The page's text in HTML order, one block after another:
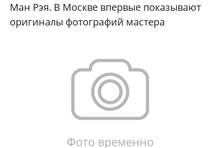
Ман Рэя. В Москве впервые показывают
оригиналы фотографий мастера